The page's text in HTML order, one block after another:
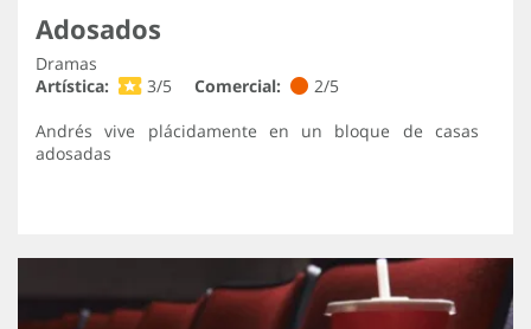
Adosados
Dramas
Artística:
3/5 Comercial:
2/5
Andrés vive plácidamente en un bloque de casas
adosadas